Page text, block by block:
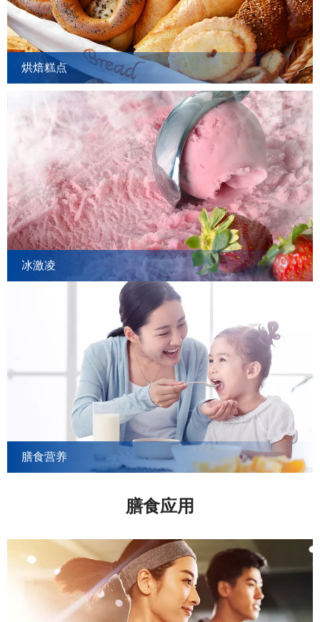
烘焙糕点
冰激凌
膳食营养
膳食应用